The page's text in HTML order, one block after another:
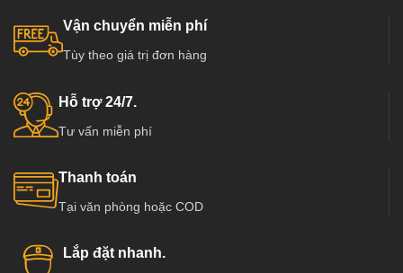
Vận chuyển miễn phí
Tùy theo giá trị đơn hàng
Hỗ trợ 24/7.
Tư vấn miễn phí
Thanh toán
Tại văn phòng hoặc COD
Lắp đặt nhanh.